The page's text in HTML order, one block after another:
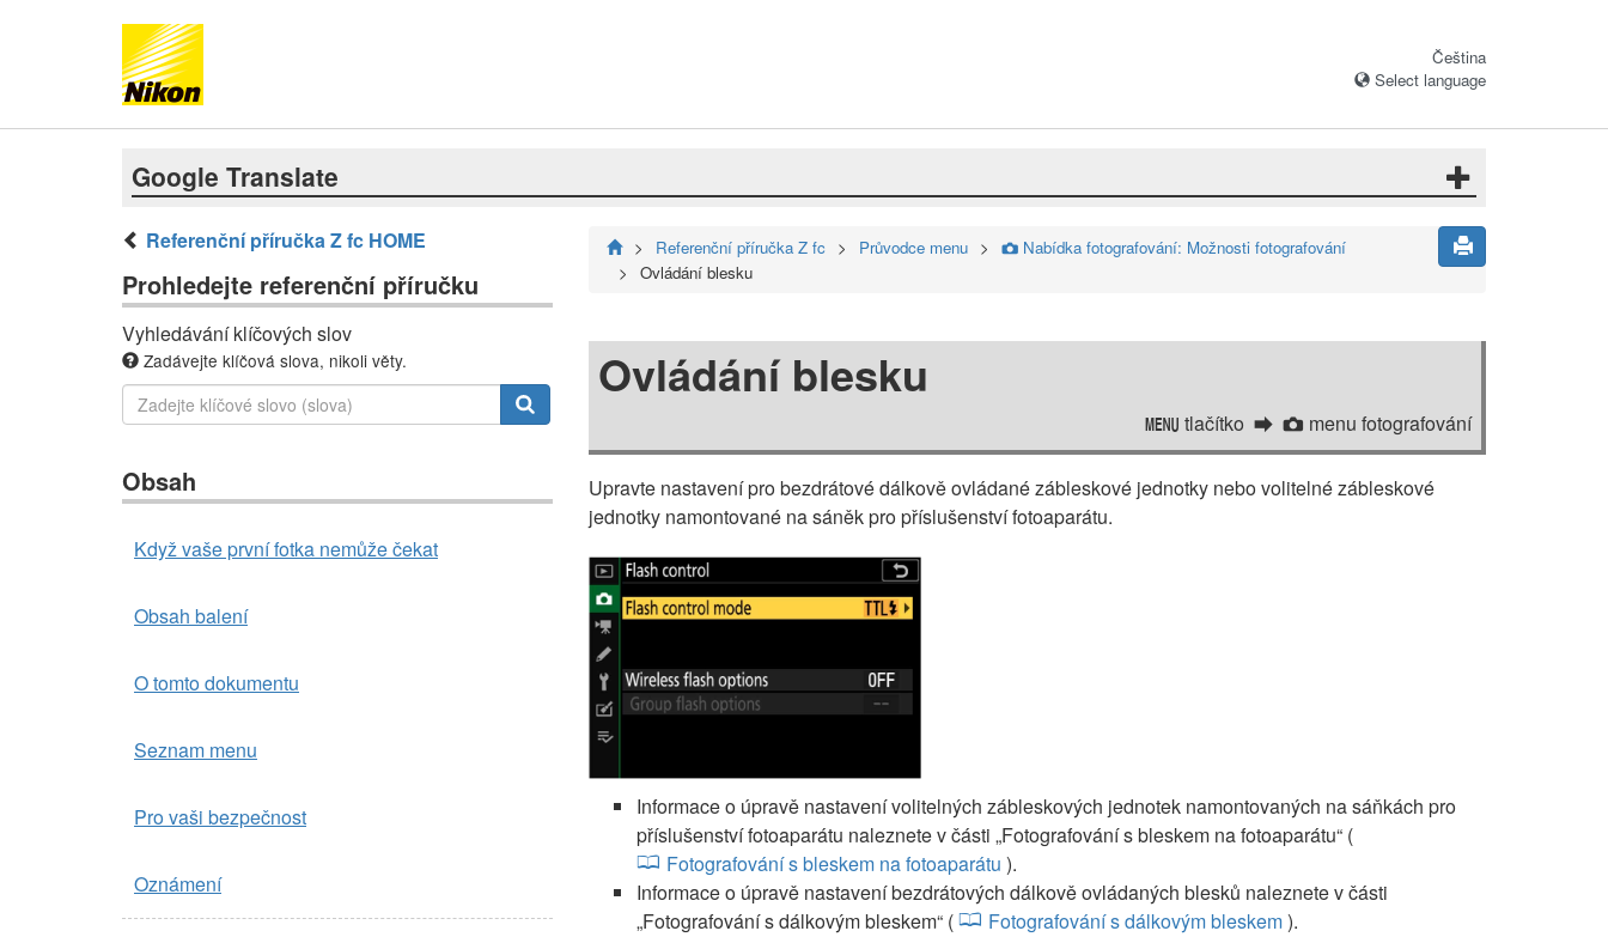
Čeština
Select language
Google Translate
Referenční příručka Z fc HOME
Prohledejte referenční příručku
Vyhledávání klíčových slov
Zadávejte klíčová slova, nikoli věty.
Obsah
Když vaše první fotka nemůže čekat
Obsah balení
O tomto dokumentu
Seznam menu
Pro vaši bezpečnost
Oznámení
Referenční příručka Z fc Průvodce menu C Nabídka fotografování: Možnosti fotografování
Ovládání blesku
Ovládání blesku
G tlačítko C menu fotografování
Upravte nastavení pro bezdrátové dálkově ovládané zábleskové jednotky nebo volitelné zábleskové
jednotky namontované na sáněk pro příslušenství fotoaparátu.
Informace o úpravě nastavení volitelných zábleskových jednotek namontovaných na sáňkách pro
příslušenství fotoaparátu naleznete v části „Fotografování s bleskem na fotoaparátu“ (
Fotografování s bleskem na fotoaparátu ).
Informace o úpravě nastavení bezdrátových dálkově ovládaných blesků naleznete v části
„Fotografování s dálkovým bleskem“ (
Fotografování s dálkovým bleskem).